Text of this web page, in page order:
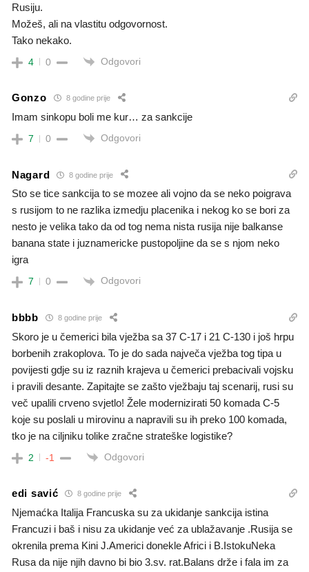
Rusiju.
Možeš, ali na vlastitu odgovornost.
Tako nekako.
4 0 Odgovori
Gonzo 8 godine prije
Imam sinkopu boli me kur… za sankcije
7 0 Odgovori
Nagard 8 godine prije
Sto se tice sankcija to se mozee ali vojno da se neko poigrava
s rusijom to ne razlika izmedju placenika i nekog ko se bori za
nesto je velika tako da od tog nema nista rusija nije balkanse
banana state i juznamericke pustopoljine da se s njom neko
igra
7 0 Odgovori
bbbb 8 godine prije
Skoro je u čemerici bila vježba sa 37 C-17 i 21 C-130 i još hrpu
borbenih zrakoplova. To je do sada največa vježba tog tipa u
povijesti gdje su iz raznih krajeva u čemerici prebacivali vojsku
i pravili desante. Zapitajte se zašto vježbaju taj scenarij, rusi su
več upalili crveno svjetlo! Žele modernizirati 50 komada C-5
koje su poslali u mirovinu a napravili su ih preko 100 komada,
tko je na ciljniku tolike zračne strateške logistike?
2 -1 Odgovori
edi savić 8 godine prije
Njemaćka Italija Francuska su za ukidanje sankcija istina
Francuzi i baš i nisu za ukidanje već za ublažavanje .Rusija se
okrenila prema Kini J.Americi donekle Africi i B.IstokuNeka
Rusa da nije njih davno bi bio 3.sv. rat.Balans drže i fala im za